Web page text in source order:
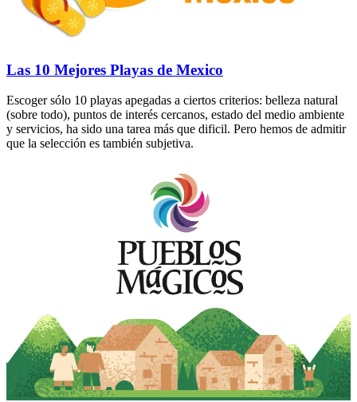
Las 10 Mejores Playas de Mexico
Escoger sólo 10 playas apegadas a ciertos criterios: belleza natural
(sobre todo), puntos de interés cercanos, estado del medio ambiente
y servicios, ha sido una tarea más que dificil. Pero hemos de admitir
que la selección es también subjetiva.